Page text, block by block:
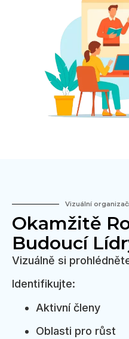
Vizuální
Okamžitě
Budoucí
Vizuálně si
Identifikujte:
Aktivní členy
Oblasti pro růst